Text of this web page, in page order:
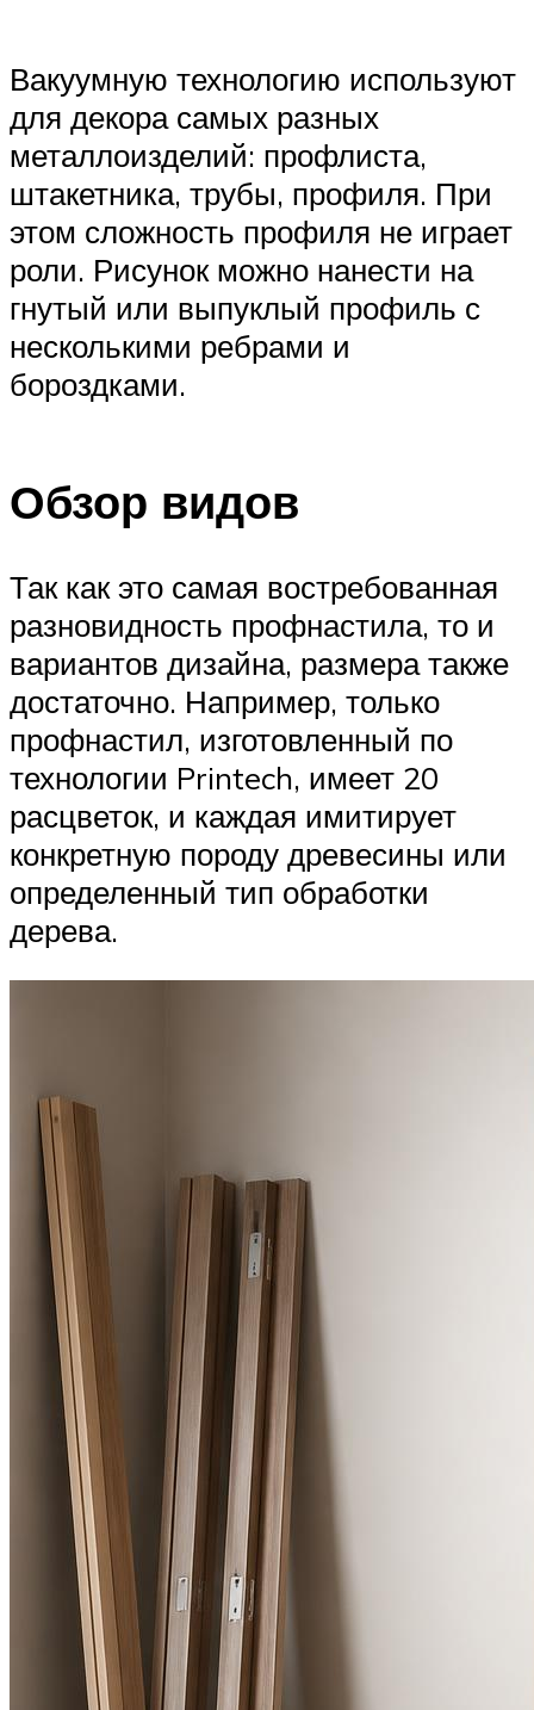
Вакуумную технологию используют
для декора самых разных
металлоизделий: профлиста,
штакетника, трубы, профиля. При
этом сложность профиля не играет
роли. Рисунок можно нанести на
гнутый или выпуклый профиль с
несколькими ребрами и
бороздками.
Обзор видов
Так как это самая востребованная
разновидность профнастила, то и
вариантов дизайна, размера также
достаточно. Например, только
профнастил, изготовленный по
технологии Printech, имеет 20
расцветок, и каждая имитирует
конкретную породу древесины или
определенный тип обработки
дерева.